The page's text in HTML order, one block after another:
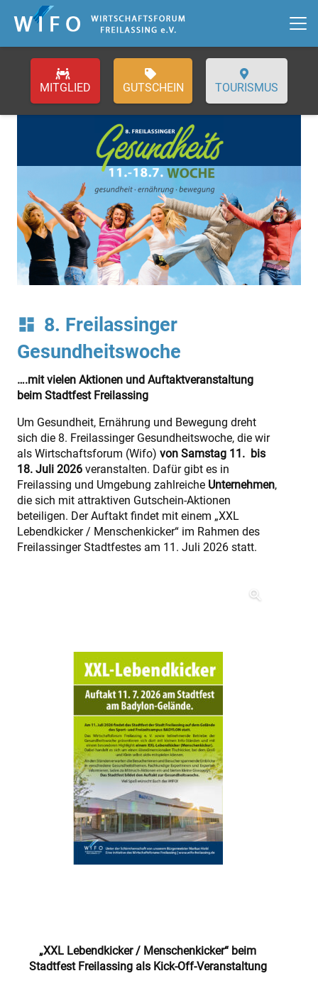
GUTSCHEIN TOURISMUS
dashboard 8. Freilassinger
Gesundheitswoche
….mit vielen Aktionen und Auftaktveranstaltung
beim Stadtfest Freilassing
Um Gesundheit, Ernährung und Bewegung dreht
sich die 8. Freilassinger Gesundheitswoche, die wir
als Wirtschaftsforum (Wifo) von Samstag 11. bis
18. Juli 2026 veranstalten. Dafür gibt es in
Freilassing und Umgebung zahlreiche Unternehmen,
die sich mit attraktiven Gutschein-Aktionen
beteiligen. Der Auftakt findet mit einem „XXL
Lebendkicker / Menschenkicker“ im Rahmen des
Freilassinger Stadtfestes am 11. Juli 2026 statt.
„XXL Lebendkicker / Menschenkicker“ beim
Stadtfest Freilassing als Kick-Off-Veranstaltung